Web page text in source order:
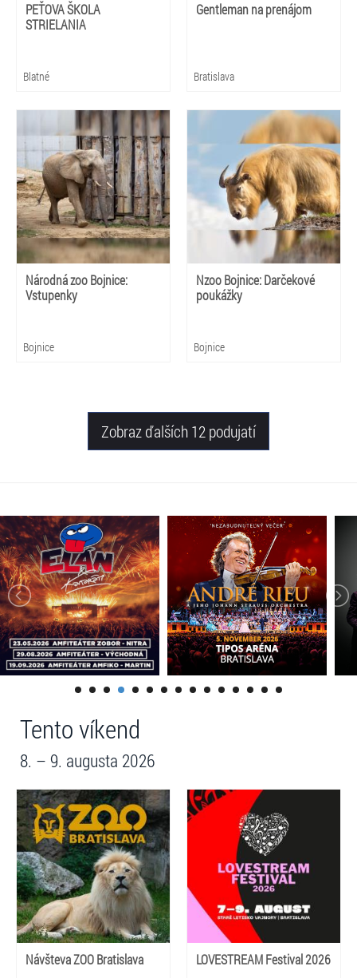
PEŤOVA ŠKOLA
STRIELANIA
Blatné
Gentleman na prenájom
Bratislava
Národná zoo Bojnice:
Vstupenky
Bojnice
Nzoo Bojnice: Darčekové
poukážky
Bojnice
Zobraz ďalších 12 podujatí
Tento víkend
8. – 9. augusta 2026
Návšteva ZOO Bratislava LOVESTREAM Festival 2026